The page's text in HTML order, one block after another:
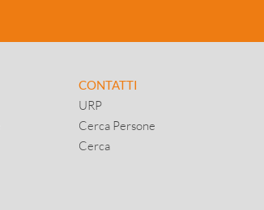
CONTATTI
URP
Cerca Persone
Cerca